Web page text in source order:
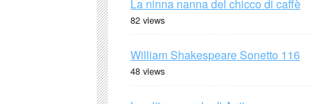
La ninna nanna del chicco di caffè
82 views
William Shakespeare Sonetto 116
48 views